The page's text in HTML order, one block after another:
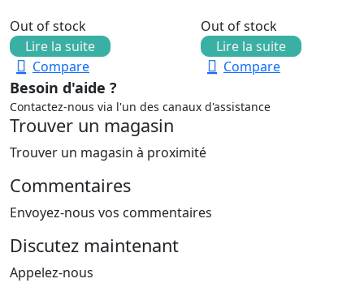
Out of stock
Lire la suite
Compare
Out of stock
Lire la suite
Compare
Besoin d'aide ?
Contactez-nous via l'un des canaux d'assistance
Trouver un magasin
Trouver un magasin à proximité
Commentaires
Envoyez-nous vos commentaires
Discutez maintenant
Appelez-nous